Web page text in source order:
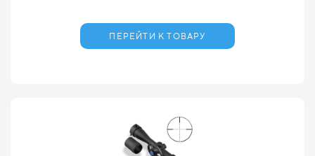
ПЕРЕЙТИ К ТОВАРУ